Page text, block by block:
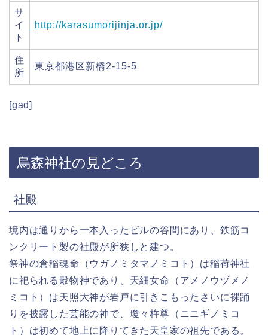
サ
イ
ト
http://karasumorijinja.or.jp/
住
所
東京都港区新橋2-15-5
[gad]
烏森神社の見どころ
社殿
境内は通りから一本入ったビルの谷間にあり、鉄筋コ
ンクリート製の社殿が所狭しと建つ。
祭神の倉稲魂命（ウガノミタマノミコト）は稲荷神社
に祀られる穀物神であり、天細女命（アメノウヅメノ
ミコト）は天照大神が岩戸に引きこもったさいに裸踊
りを披露した芸能の神で、瓊々杵尊（ニニギノミコ
ト）は初めて地上に降りてきた天皇家の祖先である。